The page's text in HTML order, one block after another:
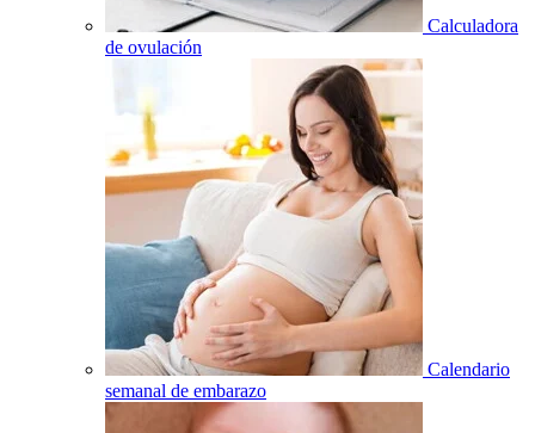
Calculadora
de ovulación
Calendario
semanal de embarazo